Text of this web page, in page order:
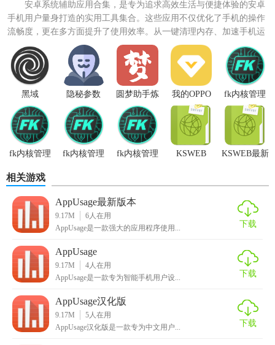
1. 实时资源监控：提供CPU、内存、电池和网络使用情况的
实时数据，帮助用户了解当前系统状态。
2. 历史数据分析：记录并展示过去一周内各应用资源使用的
详细数据，便于用户进行长期趋势分析。
3. 应用排行：根据资源消耗对应用进行排名，帮助用户快速
用户。
5. 一键优化：提供一键关闭或重启应用的功能，以释放资源
并改善性能。
【AppUsage官方版内容】
1. 详细的应用列表：列出所有已安装应用及其资源消耗情
况。
安卓系统辅助应用合集，是专为追求高效生活与便捷体验的安卓
手机用户量身打造的实用工具集合。这些应用不仅优化了手机的操作
流畅度，更在多方面提升了使用效率。从一键清理内存、加速手机运
行，到智能管理电量、延长...
黑域 隐秘参数
圆梦助手炼
妖模拟器
我的OPPO
手机
fk内核管理
器汉化版
fk内核管理
fk内核管理
fk内核管理
KSWEB
KSWEB最新
相关游戏
AppUsage最新版本
9.17M 6人在用
AppUsage是一款强大的应用程序使用...
下载
AppUsage
9.17M 4人在用
AppUsage是一款专为智能手机用户设...
下载
AppUsage汉化版
9.17M 5人在用
AppUsage汉化版是一款专为中文用户...
下载